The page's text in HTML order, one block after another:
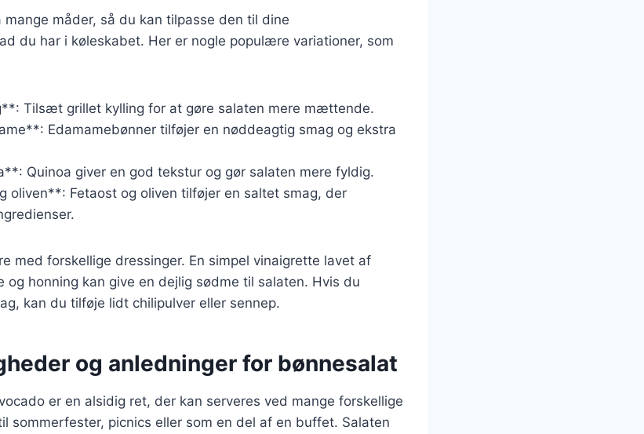
mange måder, så du kan tilpasse den til dine
du har i køleskabet. Her er nogle populære variationer, som
Tilsæt grillet kylling for at gøre salaten mere mættende.
Edamamebønner tilføjer en nøddeagtig smag og ekstra
Quinoa giver en god tekstur og gør salaten mere fyldig.
oliven**: Fetaost og oliven tilføjer en saltet smag, der
med forskellige dressinger. En simpel vinaigrette lavet af
og honning kan give en dejlig sødme til salaten. Hvis du
kan du tilføje lidt chilipulver eller sennep.
og anledninger for bønnesalat
er en alsidig ret, der kan serveres ved mange forskellige
sommerfester, picnics eller som en del af en buffet. Salaten